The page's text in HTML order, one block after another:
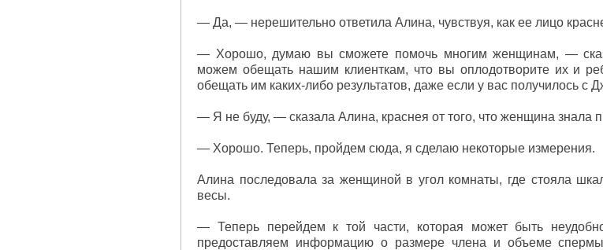
— Да, — нерешительно ответила Алина, чувствуя, как ее лицо
— Хорошо, думаю вы сможете помочь многим женщинам, —
можем обещать нашим клиенткам, что вы оплодотворите их и
обещать им каких-либо результатов, даже если у вас получилось с
— Я не буду, — сказала Алина, краснея от того, что женщина знала
— Хорошо. Теперь, пройдем сюда, я сделаю некоторые измерения.
Алина последовала за женщиной в угол комнаты, где стояла
весы.
— Теперь перейдем к той части, которая может быть
предоставляем информацию о размере члена и объеме